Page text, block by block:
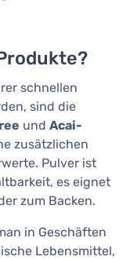
schnellen
sind die
und Acai-
zusätzlichen
Pulver ist
es eignet
zum Backen.
in Geschäften
Lebensmittel,